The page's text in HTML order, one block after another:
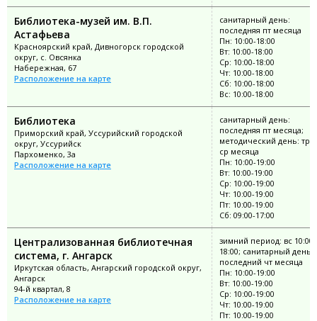
Библиотека-музей им. В.П.
Астафьева
Красноярский край, Дивногорск городской
округ, с. Овсянка
Набережная, 67
Расположение на карте
санитарный день:
последняя пт месяца
Пн: 10:00-18:00
Вт: 10:00-18:00
Ср: 10:00-18:00
Чт: 10:00-18:00
Сб: 10:00-18:00
Вс: 10:00-18:00
Библиотека
Приморский край, Уссурийский городской
округ, Уссурийск
Пархоменко, 3а
Расположение на карте
санитарный день:
последняя пт месяца;
методический день:
ср месяца
Пн: 10:00-19:00
Вт: 10:00-19:00
Ср: 10:00-19:00
Чт: 10:00-19:00
Пт: 10:00-19:00
Сб: 09:00-17:00
Централизованная библиотечная
система, г. Ангарск
Иркутская область, Ангарский городской округ,
Ангарск
94-й квартал, 8
Расположение на карте
зимний период: вс 10:00-
18:00; санитарный день
последний чт месяца
Пн: 10:00-19:00
Вт: 10:00-19:00
Ср: 10:00-19:00
Чт: 10:00-19:00
Пт: 10:00-19:00